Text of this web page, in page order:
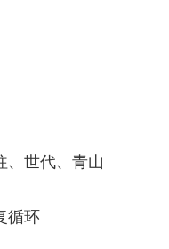
、世代、青山
循环